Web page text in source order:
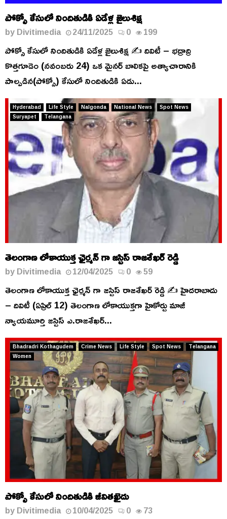
పోక్సో కేసులో నిందితుడికి ఏడేళ్ల జైలుశిక్ష
byDivitimedia 24/11/2025 0 199
పోక్సో కేసులో నిందితుడికి ఏడేళ్ల జైలుశిక్ష ✍️ దివిటీ – భద్రాద్రి
కొత్తగూడెం (నవంబరు 24) ఒక మైనర్ బాలికపై అత్యాచారానికి
పాల్పడిన(పోక్సో) కేసులో నిందితుడికి ఏడు...
Hyderabad Life Style Nalgonda National News
Spot News
Suryapet
Telangana
తెలంగాణ లోకాయుక్త ఛైర్మన్ గా జస్టిస్ రాజశేఖర్ రెడ్డి
byDivitimedia 12/04/2025 0 59
తెలంగాణ లోకాయుక్త ఛైర్మన్ గా జస్టిస్ రాజశేఖర్ రెడ్డి ✍️ హైదరాబాదు
– దివిటీ (ఏప్రిల్ 12) తెలంగాణ లోకాయుక్తగా హైకోర్టు మాజీ
న్యాయమూర్తి జస్టిస్ ఎ.రాజశేఖర్...
Bhadradri Kothagudem Crime News Life Style Spot News
Telangana
Women
పోక్సో కేసులో నిందితుడికి జీవితఖైదు
byDivitimedia 10/04/2025 0 73